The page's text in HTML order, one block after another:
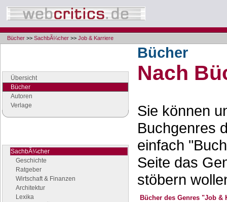
Bücher >> SachbÃ¼cher >> Job & Karriere
Übersicht
Bücher
Autoren
Verlage
SachbÃ¼cher
Geschichte
Ratgeber
Wirtschaft & Finanzen
Architektur
Lexika
Bücher
Nach
Sie können
Buchgenres
einfach
Seite das
stöbern
Bücher des Genres "Job &